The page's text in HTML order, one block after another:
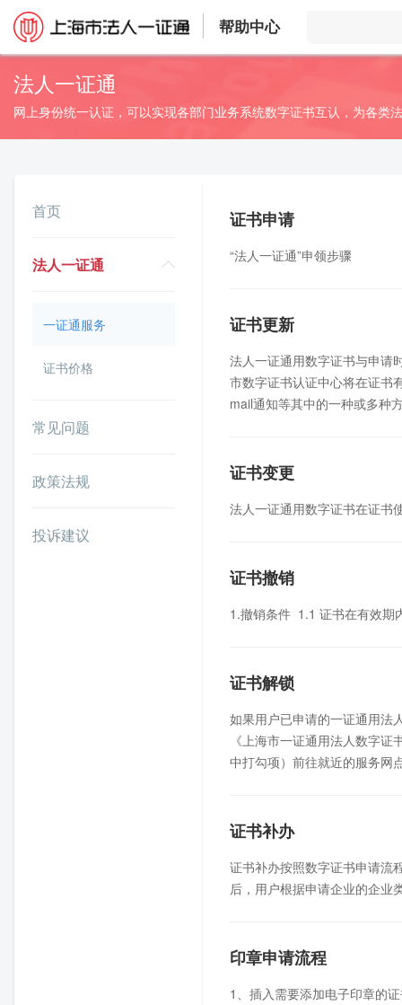
帮助中心
法人一证通
网上身份统一认证，可以实现各部门业务系统数字证书互认，为各类
首页
法人一证通
一证通服务
证书价格
常见问题
政策法规
投诉建议
证书申请
“法人一证通”申领步骤
证书更新
法人一证通用数字证书与申请
市数字证书认证中心将在证书
mail通知等其中的一种或多种
证书变更
法人一证通用数字证书在证书
证书撤销
1.撤销条件 1.1 证书在有效期
证书解锁
如果用户已申请的一证通用法
《上海市一证通用法人数字
中打勾项）前往就近的服务网
证书补办
证书补办按照数字证书申请流
后，用户根据申请企业的企业
印章申请流程
1、插入需要添加电子印章的